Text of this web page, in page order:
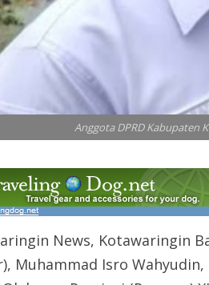
Anggota DPRD Kabupaten
News, Kotawaringin
Muhammad Isro